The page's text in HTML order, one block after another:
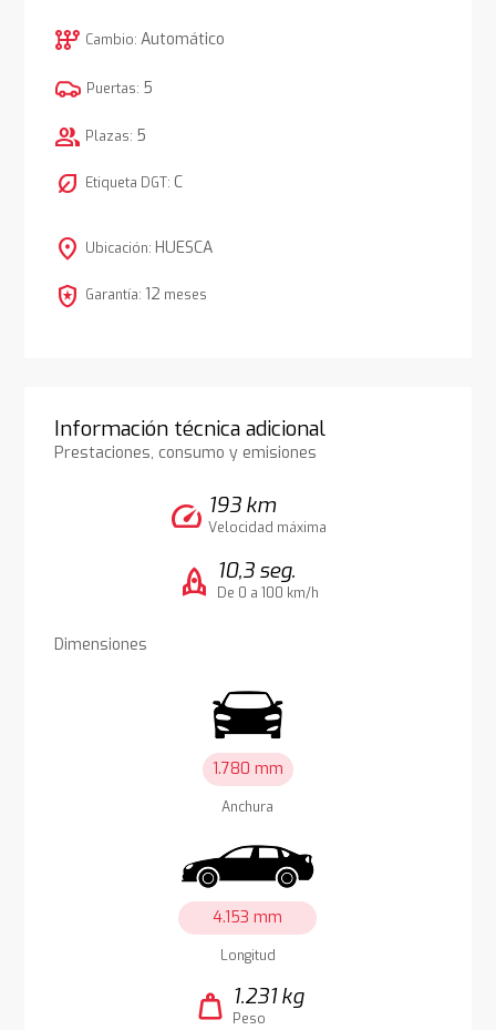
auto_transmission Cambio: Automático
Puertas: 5
group Plazas: 5
nest_eco_leaf Etiqueta DGT: C
location_on Ubicación: HUESCA
local_police Garantía: 12 meses
Información técnica adicional
Prestaciones, consumo y emisiones
speed 193 km
Velocidad máxima
rocket 10,3 seg.
De 0 a 100 km/h
Dimensiones
1.780 mm
Anchura
4.153 mm
Longitud
weight 1.231 kg
Peso